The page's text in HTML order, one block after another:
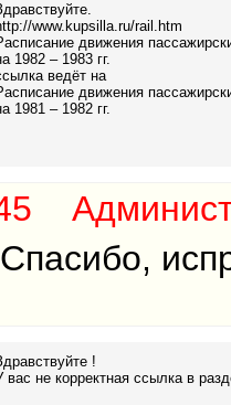
www.kupsilla.ru/rail.htm
движения
1982 – 1983 гг.
ведёт на
движения
1981 – 1982 гг.
!
вас не корректная ссылка в